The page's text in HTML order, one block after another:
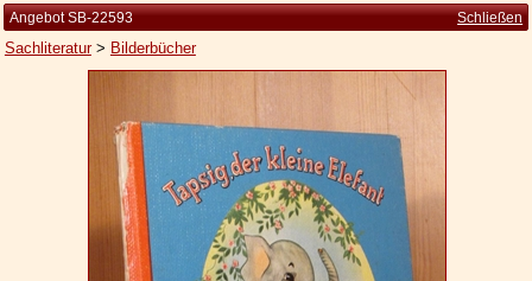
Kleine Kulturgeschichte
Die Brockhaus Auflagen
Die Meyer Auflagen
Angebot SB-22593 Schließen
Sachliteratur> Bilderbücher